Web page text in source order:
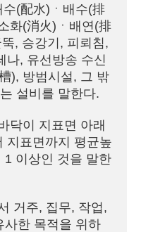
(配水)ㆍ배수(排
화(消火)ㆍ배연(排
, 승강기, 피뢰침,
나, 유선방송 수신
), 방범시설, 그 밖
설비를 말한다.
닥이 지표면 아래
지표면까지 평균높
1 이상인 것을 말한
거주, 집무, 작업,
사한 목적을 위하